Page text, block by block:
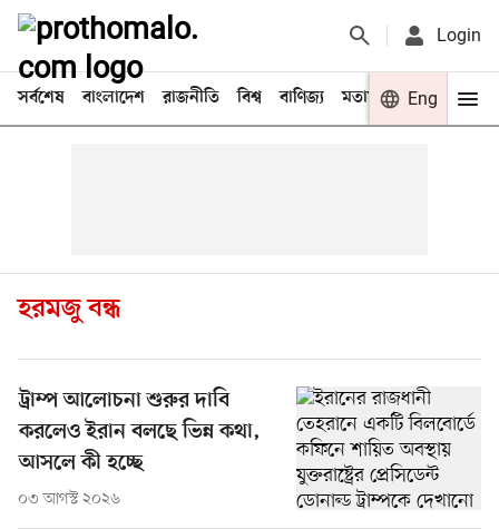
Login
সর্বশেষ বাংলাদেশ রাজনীতি বিশ্ব বাণিজ্য মতামত খেলা
Eng
হরমজু বন্ধ
ট্রাম্প আলোচনা শুরুর দাবি
করলেও ইরান বলছে ভিন্ন কথা,
আসলে কী হচ্ছে
০৩ আগস্ট ২০২৬